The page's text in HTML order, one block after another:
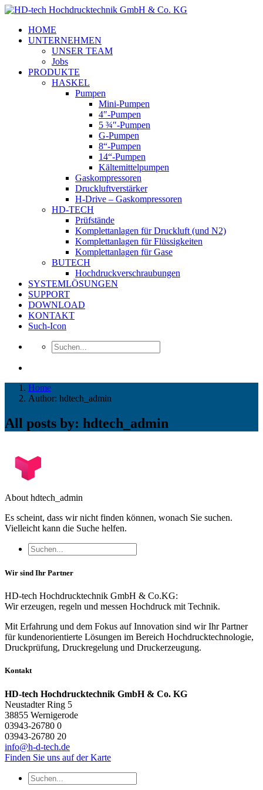
HOME
UNTERNEHMEN
UNSER TEAM
Jobs
PRODUKTE
HASKEL
Pumpen
Mini-Pumpen
4″-Pumpen
5 ¾″-Pumpen
G-Pumpen
8“-Pumpen
14“-Pumpen
Kältemittelpumpen
Gaskompressoren
Druckluftverstärker
H-Drive – Gaskompressoren
HD-TECH
Prüfstände
Komplettanlagen für Druckluft (und N2)
Komplettanlagen für Flüssigkeiten
Komplettanlagen für Gase
BUTECH
Hochdruckverschraubungen
SYSTEMLÖSUNGEN
SUPPORT
DOWNLOAD
KONTAKT
Such-Icon
Home
Author: hdtech_admin
All posts by: hdtech_admin
About hdtech_admin
Es scheint, dass wir nicht finden können, wonach Sie suchen.
Vielleicht kann die Suche helfen.
Wir sind Ihr Partner
HD-tech Hochdrucktechnik GmbH & Co.KG:
Wir erzeugen, regeln und messen Hochdruck mit Technik.
Mit Erfahrung und dem Fokus auf Innovation sind wir Ihr Partner
für kundenorientierte Lösungen im Bereich Hochdrucktechnologie,
Druckprüfung, Druckregelung und Druckerzeugung.
Kontakt
HD-tech Hochdrucktechnik GmbH & Co. KG
Neustadter Ring 5
38855 Wernigerode
03943-26780 0
03943-26780 20
info@h-d-tech.de
Finden Sie uns auf der Karte